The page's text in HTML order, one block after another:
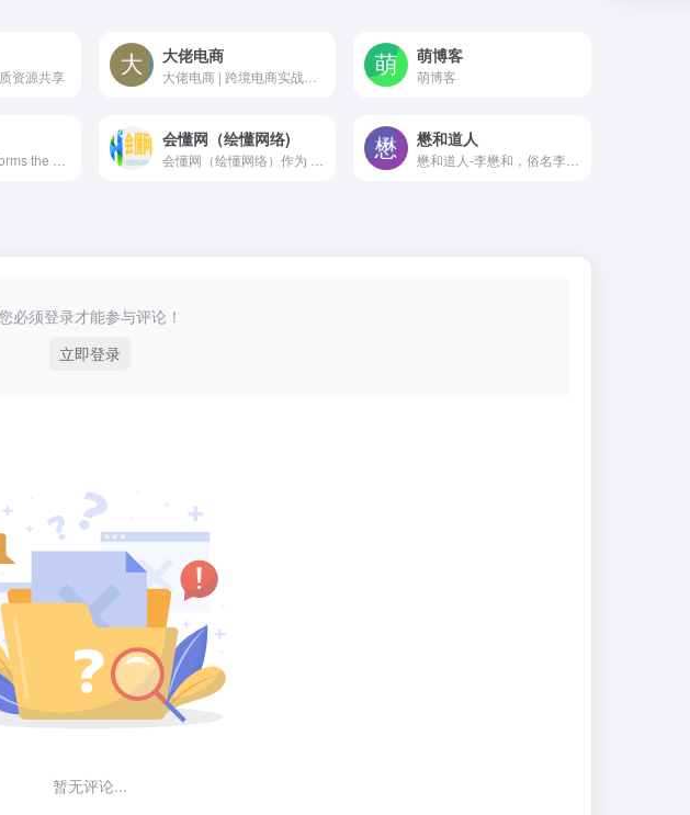
资源共享
大佬电商
大佬电商 | 跨境电商实战交流社区 - 分享Temu、SHEIN、亚马逊、速卖通运营技巧，提供成本计算、选品策略、软件工具推荐，加入QQ群与卖家同行！
萌博客
萌博客
会懂网（绘懂网络) 懋和道人
必须登录才能参与评论！
立即登录
暂无评论...